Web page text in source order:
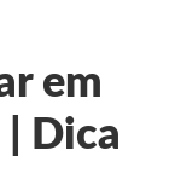
em
Dica